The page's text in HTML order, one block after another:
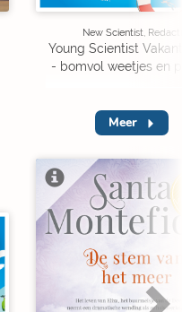
New Scientist,
Young Scientist
- bomvol weetjes en
Meer